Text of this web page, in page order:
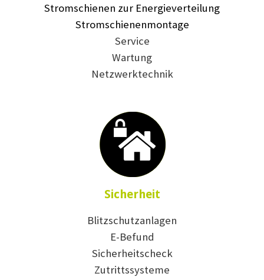
Stromschienen zur Energieverteilung
Stromschienenmontage
Service
Wartung
Netzwerktechnik
Sicherheit
Blitzschutzanlagen
E-Befund
Sicherheitscheck
Zutrittssysteme